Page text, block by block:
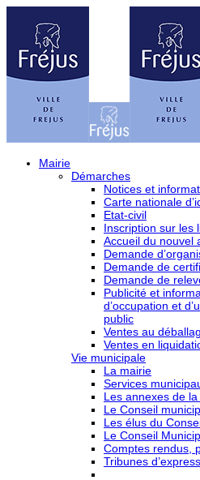
Mairie
Démarches
Notices et
Carte nationale
Etat-civil
Inscription sur les
Accueil du nouvel
Demande
Demande de
Demande de
Publicité et
d’occupation et
public
Ventes au
Ventes en
Vie municipale
La mairie
Services
Les annexes de
Le Conseil
Les élus du
Le Conseil
Comptes rendus,
Tribunes